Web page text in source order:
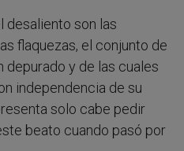
desaliento son las
flaquezas, el conjunto de
depurado y de las cuales
independencia de su
solo cabe pedir
beato cuando pasó por